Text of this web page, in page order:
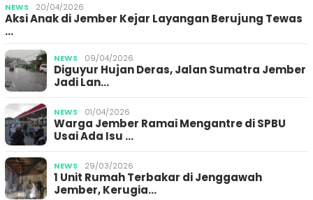
NEWS 20/04/2026
Aksi Anak di Jember Kejar Layangan Berujung Tewas
…
NEWS 09/04/2026
Diguyur Hujan Deras, Jalan Sumatra Jember
Jadi Lan…
NEWS 01/04/2026
Warga Jember Ramai Mengantre di SPBU
Usai Ada Isu …
NEWS 29/03/2026
1 Unit Rumah Terbakar di Jenggawah
Jember, Kerugia…